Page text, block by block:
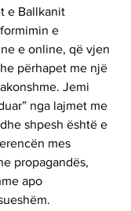
e Ballkanit
e
e online, që vjen
përhapet me një
Jemi
nga lajmet me
shpesh është e
mes
propagandës,
apo